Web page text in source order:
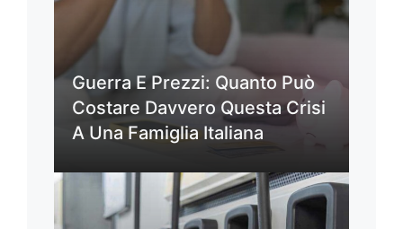
Guerra E Prezzi: Quanto Può
Costare Davvero Questa Crisi
A Una Famiglia Italiana